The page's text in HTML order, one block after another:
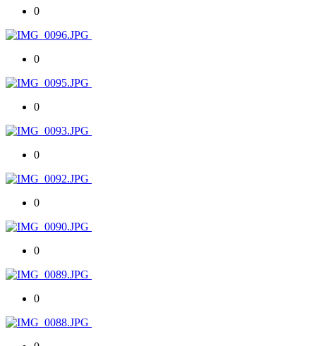
0
0
0
0
0
0
0